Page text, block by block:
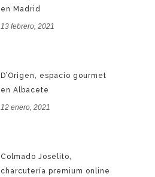
en Madrid
13 febrero, 2021
D’Origen, espacio gourmet
en Albacete
12 enero, 2021
Colmado Joselito,
charcutería premium online